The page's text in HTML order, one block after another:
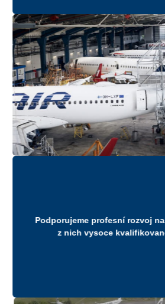
Podporujeme profesní rozvoj
z nich vysoce